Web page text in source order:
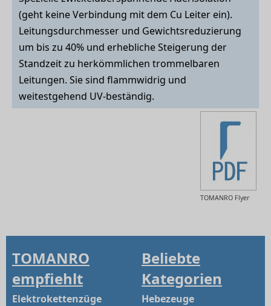
(geht keine Verbindung mit dem Cu Leiter ein).
Leitungsdurchmesser und Gewichtsreduzierung
um bis zu 40% und erhebliche Steigerung der
Standzeit zu herkömmlichen trommelbaren
Leitungen. Sie sind flammwidrig und
weitestgehend UV-beständig.
TOMANRO Flyer
TOMANRO
empfiehlt
Elektrokettenzüge
Beliebte
Kategorien
Hebezeuge